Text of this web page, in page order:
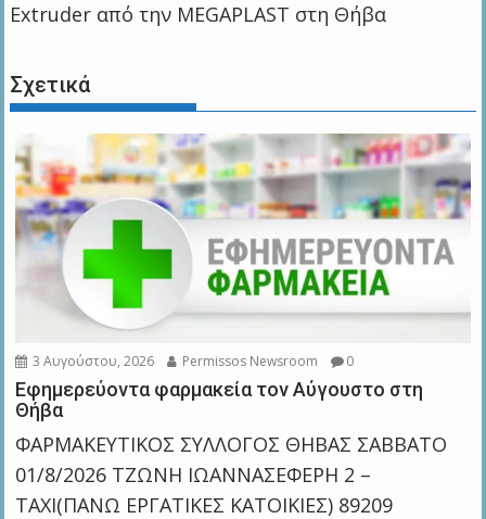
Extruder από την MEGAPLAST στη Θήβα
Σχετικά
3 Αυγούστου, 2026 Permissos Newsroom 0
Εφημερεύοντα φαρμακεία τον Αύγουστο στη
Θήβα
ΦΑΡΜΑΚΕΥΤΙΚΟΣ ΣΥΛΛΟΓΟΣ ΘΗΒΑΣ ΣΑΒΒΑΤΟ
01/8/2026 ΤΖΩΝΗ ΙΩΑΝΝΑΣΕΦΕΡΗ 2 –
ΤΑΧΙ(ΠΑΝΩ ΕΡΓΑΤΙΚΕΣ ΚΑΤΟΙΚΙΕΣ) 89209